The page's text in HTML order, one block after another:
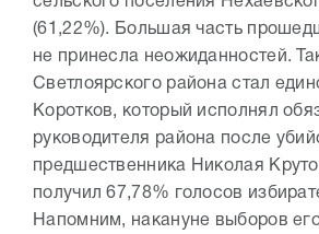
(61,22%). Большая часть
не принесла неожиданностей.
Светлоярского района стал
Коротков, который исполнял
руководителя района после
предшественника Николая
получил 67,78% голосов
Напомним, накануне выборов